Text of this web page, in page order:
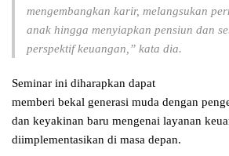
mengembangkan karir, melangsukan
anak hingga menyiapkan pensiun dan
perspektif keuangan,” kata dia.
Seminar ini diharapkan dapat
memberi bekal generasi muda dengan
dan keyakinan baru mengenai layanan
diimplementasikan di masa depan.